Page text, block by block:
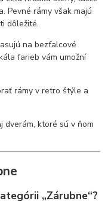
Pevné rámy však majú
dôležité.
na bezfalcové
farieb vám umožní
rámy v retro štýle a
dverám, ktoré sú v ňom
„Zárubne“?